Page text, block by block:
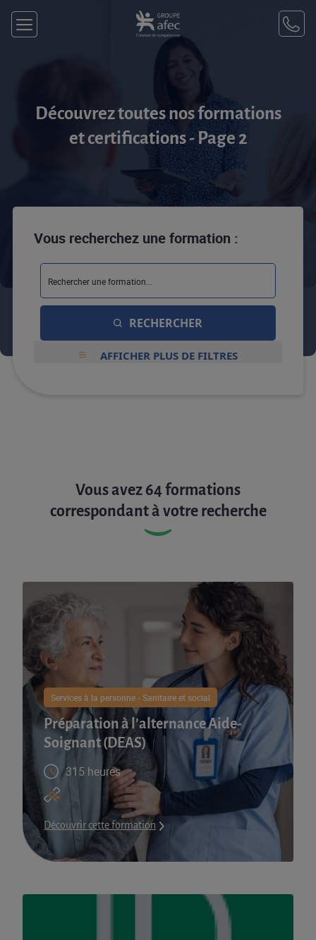
Découvrez toutes nos formations
et certifications - Page 2
Vous recherchez une formation :
RECHERCHER
AFFICHER PLUS DE FILTRES
Vous avez 64 formations
correspondant à votre recherche
Services à la personne - Sanitaire et social
Préparation à l’alternance Aide-
Soignant (DEAS)
315 heures
Découvrir cette formation